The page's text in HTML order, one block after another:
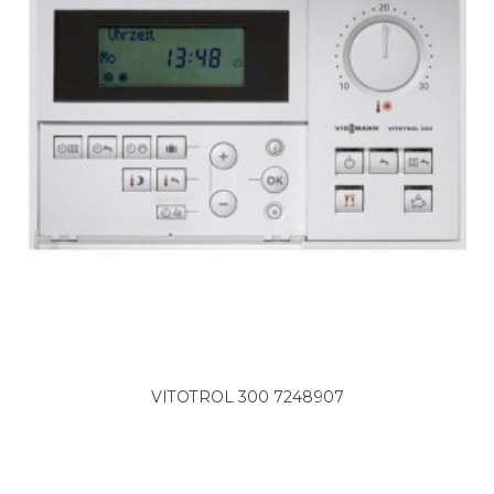
FAGOR, FEG-14DLN- 930010047
FAGOR, FEG-15DB- 930010818
FAGOR, FEG-15DN- 930010827
FAGOR, FEG11DB 930010499
FAGOR, FEG11DBPLUSB 930010471
FAGOR, FEG11DINB 930010836
FAGOR, FEG11DINN 930010845
FAGOR, FEG11DINPLUSB- 930010729
FAGOR, FEG11DINPLUSB 930010729
FAGOR, FEG11DINPLUSN- 930010738
FAGOR, FEG11DINPLUSN 930010738
FAGOR, FEG11DLB 930010048
FAGOR, FEG11DPLUSN 930010453
VITOTROL 300 7248907